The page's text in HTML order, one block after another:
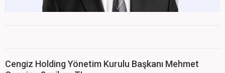
Cengiz Holding Yönetim Kurulu Başkanı Mehmet